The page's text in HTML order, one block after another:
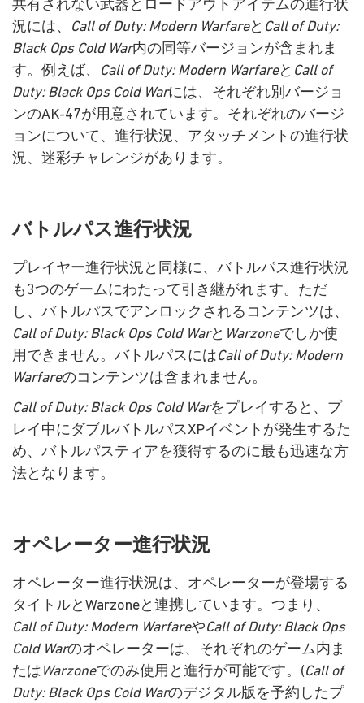
共有されない武器とロードアウトアイテムの進行状
況には、
Call of Duty: Modern Warfareと Call of Duty:
Black Ops Cold War内の同等バージョンが含まれま
す。例えば、
Call of Duty: Modern Warfareと Call of
Duty: Black Ops Cold Warには、それぞれ別バージョ
ンのAK-47が用意されています。それぞれのバージ
ョンについて、進行状況、アタッチメントの進行状
況、迷彩チャレンジがあります。
バトルパス進行状況
プレイヤー進行状況と同様に、バトルパス進行状況
も3つのゲームにわたって引き継がれます。ただ
し、バトルパスでアンロックされるコンテンツは、
Call of Duty: Black Ops Cold Warと Warzoneでしか使
用できません。バトルパスにはCall of Duty: Modern
Warfareのコンテンツは含まれません。
Call of Duty: Black Ops Cold Warをプレイすると、プ
レイ中にダブルバトルパスXPイベントが発生するた
め、バトルパスティアを獲得するのに最も迅速な方
法となります。
オペレーター進行状況
オペレーター進行状況は、オペレーターが登場する
タイトルとWarzoneと連携しています。つまり、
Call of Duty: Modern WarfareやCall of Duty: Black Ops
Cold Warのオペレーターは、それぞれのゲーム内ま
たは Warzoneでのみ使用と進行が可能です。(Call of
Duty: Black Ops Cold Warのデジタル版を予約したプ